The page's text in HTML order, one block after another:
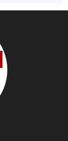
دانشگاه سئوی
سازمان
مریم حاج